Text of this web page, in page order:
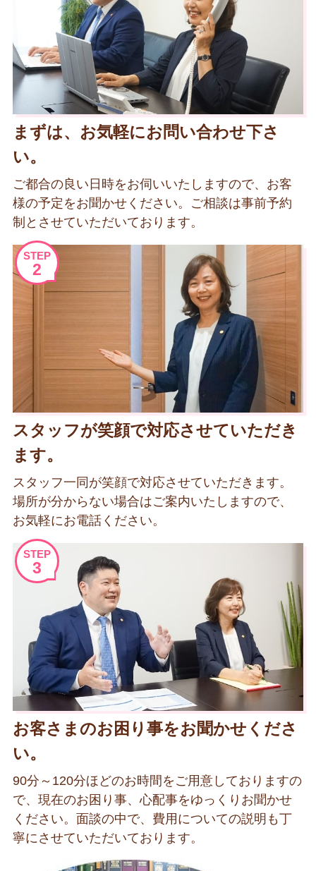
まずは、お気軽にお問い合わせ下さ
い。
ご都合の良い日時をお伺いいたしますので、お客
様の予定をお聞かせください。ご相談は事前予約
制とさせていただいております。
STEP
2
スタッフが笑顔で対応させていただき
ます。
スタッフ一同が笑顔で対応させていただきます。
場所が分からない場合はご案内いたしますので、
お気軽にお電話ください。
STEP
3
お客さまのお困り事をお聞かせくださ
い。
90分～120分ほどのお時間をご用意しておりますの
で、現在のお困り事、心配事をゆっくりお聞かせ
ください。面談の中で、費用についての説明も丁
寧にさせていただいております。